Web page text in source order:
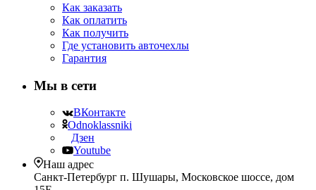
Как заказать
Как оплатить
Как получить
Где установить авточехлы
Гарантия
Мы в сети
ВКонтакте
Odnoklassniki
Дзен
Youtube
Наш адрес
Санкт-Петербург п. Шушары, Московское шоссе, дом